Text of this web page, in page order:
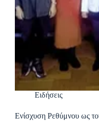
Ειδήσεις
Ενίσχυση Ρεθύμνου ως